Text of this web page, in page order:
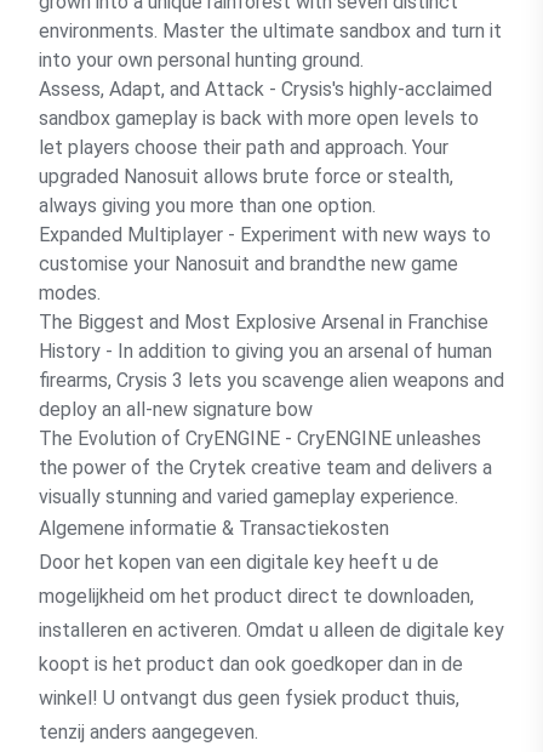
environments. Master the ultimate sandbox and turn it
into your own personal hunting ground.
Assess, Adapt, and Attack - Crysis's highly-acclaimed
sandbox gameplay is back with more open levels to
let players choose their path and approach. Your
upgraded Nanosuit allows brute force or stealth,
always giving you more than one option.
Expanded Multiplayer - Experiment with new ways to
customise your Nanosuit and brandthe new game
modes.
The Biggest and Most Explosive Arsenal in Franchise
History - In addition to giving you an arsenal of human
firearms, Crysis 3 lets you scavenge alien weapons and
deploy an all-new signature bow
The Evolution of CryENGINE - CryENGINE unleashes
the power of the Crytek creative team and delivers a
visually stunning and varied gameplay experience.
Algemene informatie & Transactiekosten
Door het kopen van een digitale key heeft u de
mogelijkheid om het product direct te downloaden,
installeren en activeren. Omdat u alleen de digitale key
koopt is het product dan ook goedkoper dan in de
winkel! U ontvangt dus geen fysiek product thuis,
tenzij anders aangegeven.